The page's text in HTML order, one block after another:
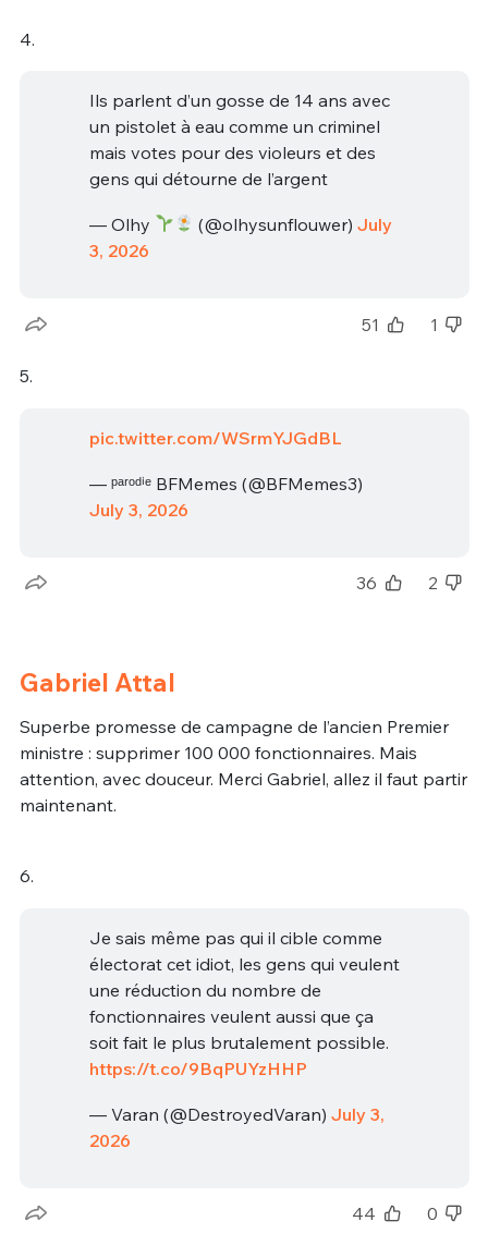
4.
Ils parlent d’un gosse de 14 ans avec
un pistolet à eau comme un criminel
mais votes pour des violeurs et des
gens qui détourne de l’argent
— Olhy (@olhysunflouwer) July
3, 2026
51 1
5.
pic.twitter.com/WSrmYJGdBL
— ᵖᵃʳᵒᵈⁱᵉ BFMemes (@BFMemes3)
July 3, 2026
36 2
Gabriel Attal
Superbe promesse de campagne de l’ancien Premier
ministre : supprimer 100 000 fonctionnaires. Mais
attention, avec douceur. Merci Gabriel, allez il faut partir
maintenant.
6.
Je sais même pas qui il cible comme
électorat cet idiot, les gens qui veulent
une réduction du nombre de
fonctionnaires veulent aussi que ça
soit fait le plus brutalement possible.
https://t.co/9BqPUYzHHP
— Varan (@DestroyedVaran) July 3,
2026
44 0